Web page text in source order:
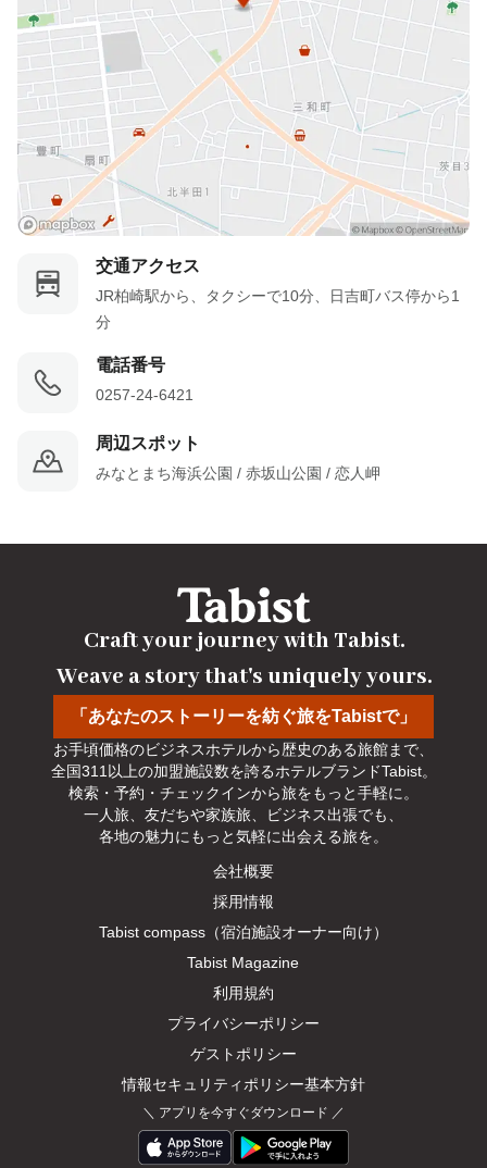
交通アクセス
JR柏崎駅から、タクシーで10分、日吉町バス停から1
分
電話番号
0257-24-6421
周辺スポット
みなとまち海浜公園 / 赤坂山公園 / 恋人岬
「あなたのストーリーを紡ぐ旅をTabistで」
Craft your journey with Tabist.
Weave a story that's uniquely yours.
お手頃価格のビジネスホテルから歴史のある旅館まで、
全国311以上の加盟施設数を誇るホテルブランドTabist。
検索・予約・チェックインから旅をもっと手軽に。
一人旅、友だちや家族旅、ビジネス出張でも、
各地の魅力にもっと気軽に出会える旅を。
＼ アプリを今すぐダウンロード ／
会社概要
採用情報
Tabist compass（宿泊施設オーナー向け）
Tabist Magazine
利用規約
プライバシーポリシー
ゲストポリシー
情報セキュリティポリシー基本方針